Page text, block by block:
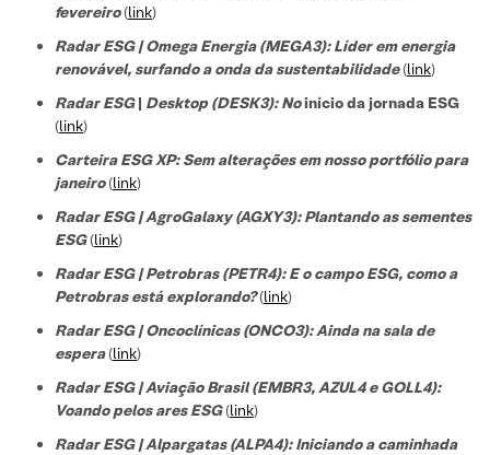
fevereiro(link)
Radar ESG | Omega Energia (MEGA3): Líder em energia
renovável, surfando a onda da sustentabilidade(link)
Radar ESG| Desktop (DESK3): Noinício da jornada ESG
(link)
Carteira ESG XP: Sem alterações em nosso portfólio para
janeiro(link)
Radar ESG | AgroGalaxy (AGXY3): Plantando as sementes
ESG(link)
Radar ESG | Petrobras (PETR4): E o campo ESG, como a
Petrobras está explorando?(link)
Radar ESG | Oncoclínicas (ONCO3): Ainda na sala de
espera(link)
Radar ESG | Aviação Brasil (EMBR3, AZUL4 e GOLL4):
Voando pelos ares ESG(link)
Radar ESG | Alpargatas (ALPA4): Iniciando a caminhada